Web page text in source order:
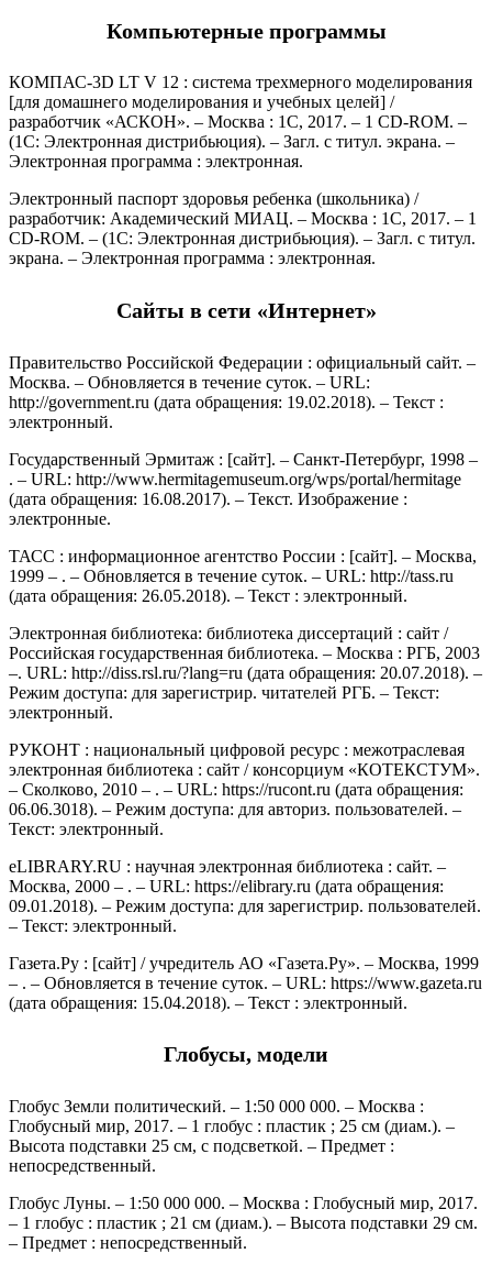
Компьютерные программы
КОМПАС-3D LT V 12 : система трехмерного моделирования
[для домашнего моделирования и учебных целей] /
разработчик «АСКОН». – Москва : 1С, 2017. – 1 СD-ROM. –
(1С: Электронная дистрибьюция). – Загл. с титул. экрана. –
Электронная программа : электронная.
Электронный паспорт здоровья ребенка (школьника) /
разработчик: Академический МИАЦ. – Москва : 1С, 2017. – 1
СD-ROM. – (1С: Электронная дистрибьюция). – Загл. с титул.
экрана. – Электронная программа : электронная.
Сайты в сети «Интернет»
Правительство Российской Федерации : официальный сайт. –
Москва. – Обновляется в течение суток. – URL:
http://government.ru (дата обращения: 19.02.2018). – Текст :
электронный.
Государственный Эрмитаж : [сайт]. – Санкт-Петербург, 1998 –
. – URL: http://www.hermitagemuseum.org/wps/portal/hermitage
(дата обращения: 16.08.2017). – Текст. Изображение :
электронные.
ТАСС : информационное агентство России : [сайт]. – Москва,
1999 – . – Обновляется в течение суток. – URL: http://tass.ru
(дата обращения: 26.05.2018). – Текст : электронный.
Электронная библиотека: библиотека диссертаций : сайт /
Российская государственная библиотека. – Москва : РГБ, 2003
–. URL: http://diss.rsl.ru/?lang=ru (дата обращения: 20.07.2018). –
Режим доступа: для зарегистрир. читателей РГБ. – Текст:
электронный.
РУКОНТ : национальный цифровой ресурс : межотраслевая
электронная библиотека : сайт / консорциум «КОТЕКСТУМ».
– Сколково, 2010 – . – URL: https://rucont.ru (дата обращения:
06.06.3018). – Режим доступа: для авториз. пользователей. –
Текст: электронный.
eLIBRARY.RU : научная электронная библиотека : сайт. –
Москва, 2000 – . – URL: https://elibrary.ru (дата обращения:
09.01.2018). – Режим доступа: для зарегистрир. пользователей.
– Текст: электронный.
Газета.Ру : [сайт] / учредитель АО «Газета.Ру». – Москва, 1999
– . – Обновляется в течение суток. – URL: https://www.gazeta.ru
(дата обращения: 15.04.2018). – Текст : электронный.
Глобусы, модели
Глобус Земли политический. – 1:50 000 000. – Москва :
Глобусный мир, 2017. – 1 глобус : пластик ; 25 см (диам.). –
Высота подставки 25 см, с подсветкой. – Предмет :
непосредственный.
Глобус Луны. – 1:50 000 000. – Москва : Глобусный мир, 2017.
– 1 глобус : пластик ; 21 см (диам.). – Высота подставки 29 см.
– Предмет : непосредственный.